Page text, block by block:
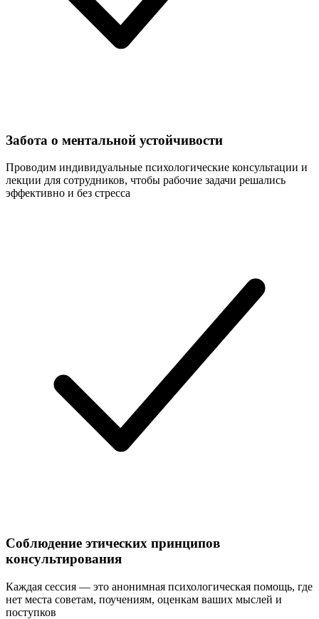
Забота о ментальной устойчивости
Проводим индивидуальные психологические консультации и
лекции для сотрудников, чтобы рабочие задачи решались
эффективно и без стресса
Соблюдение этических принципов
консультирования
Каждая сессия — это анонимная психологическая помощь, где
нет места советам, поучениям, оценкам ваших мыслей и
поступков